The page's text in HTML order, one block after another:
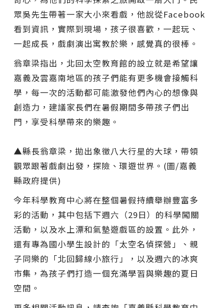
眾吳先生帶著一家大小來看戲，他說從Facebook
看到資訊，實際到現場，孩子很喜歡，一起玩、
一起成長，戲劇演出寓教於樂，感覺真的很棒。
翁章梁指出，北回太空教育館的設立就是希望讓
嘉義及雲嘉南地區的孩子們能有更多機會接觸科
學，每一次的活動都可能激發他們內心的想像與
創造力，建議家長們在暑假期間多帶孩子們出
門，享受科學帶來的樂趣。
▲縣長翁章梁，拋出象徵八大行星的大球，帶領
觀眾跟著戲劇出發，探險、環遊世界。(圖/嘉義
縣政府提供)
今年科學教育中心將在整個暑假持續舉辦豐富多
彩的活動，其中包括下週六（29日）的科學闖關
活動，以及水上漂和氣墊遊戲區的設置。此外，
還有專為國小學生設計的「太空名偵探營」、親
子同樂的「北回歸線小旅行」，以及週六的冰爽
市集，為孩子們打造一個充滿學習與樂趣的夏日
空間。